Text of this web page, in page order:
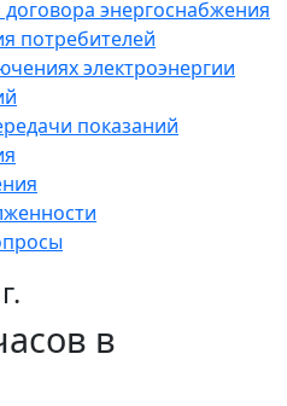
энергоснабжения
потребителей
электроэнергии
показаний
в